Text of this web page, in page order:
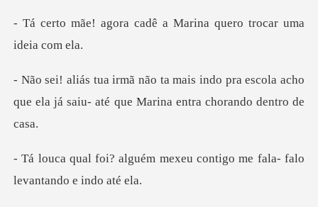
cadê a Marina quero tr
do pra escola acho
que ela já saiu- até
mexeu contigo me fala- fal